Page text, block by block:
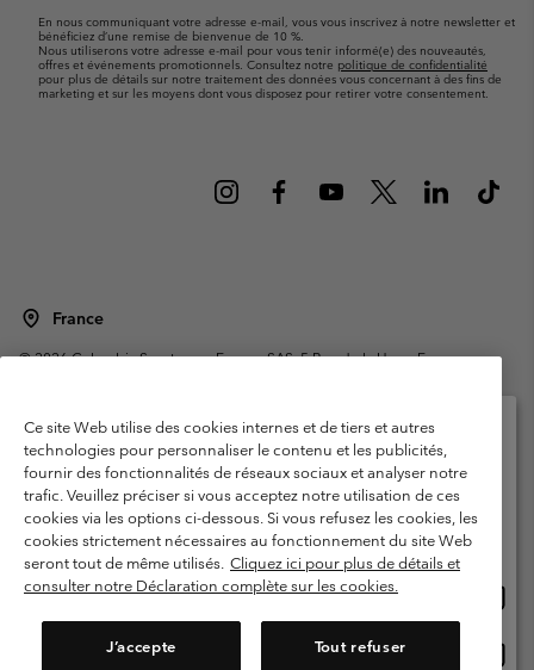
En nous communiquant votre adresse e-mail, vous vous inscrivez à notre newsletter et
bénéficiez d’une remise de bienvenue de 10 %.
Nous utiliserons votre adresse e-mail pour vous tenir informé(e) des nouveautés,
offres et événements promotionnels. Consultez notre politique de confidentialité
pour plus de détails sur notre traitement des données vous concernant à des fins de
marketing et sur les moyens dont vous disposez pour retirer votre consentement.
France
©2026Columbia Sportswear Europe SAS. 5 Rue de la Haye, Espace
Garanties Légales
Politique de confidentialité
Conditions d'utilisation - Membres
Conditions D'utilisation - Contenu généré par l'utilisateur
Impressum
Cookies
Public CBCR
Ce site Web utilise des cookies internes et de tiers et autres
technologies pour personnaliser le contenu et les publicités,
fournir des fonctionnalités de réseaux sociaux et analyser notre
trafic. Veuillez préciser si vous acceptez notre utilisation de ces
cookies via les options ci-dessous. Si vous refusez les cookies, les
cookies strictement nécessaires au fonctionnement du site Web
seront tout de même utilisés. Cliquez ici pour plus de détails et
consulter notre Déclaration complète sur les cookies.
J’accepte Tout refuser
Veuillez sélectionner votre pays d’expédition et
votre langue
Achats en ligne disponibles
United States
ligne
France